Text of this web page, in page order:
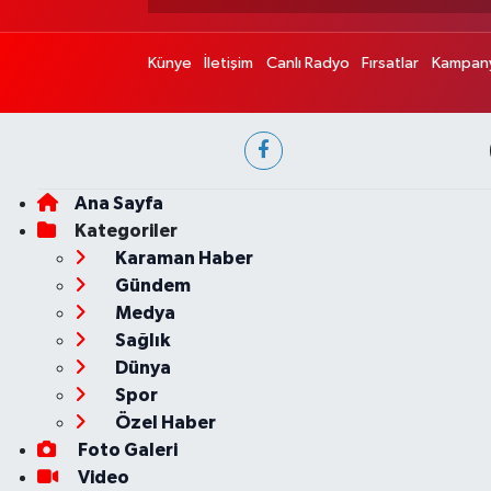
Künye İletişim Canlı Radyo Fırsatlar
Ana Sayfa
Kategoriler
Karaman Haber
Gündem
Medya
Sağlık
Dünya
Spor
Özel Haber
Foto Galeri
Video